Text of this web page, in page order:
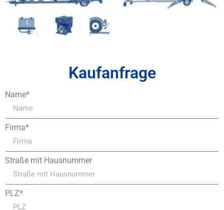
Kaufanfrage
Name*
Firma*
Straße mit Hausnummer
PLZ*